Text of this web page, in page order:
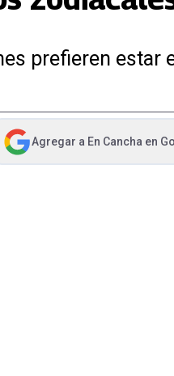
prefieren estar
Agregar a En Cancha en
abre en nueva pestaña